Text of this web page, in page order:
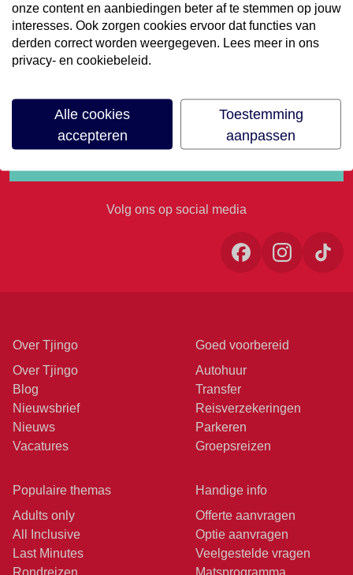
volgende vakantie
Meld je aan voor onze nieuwsbrief
Volg ons op social media
Over Tjingo
Over Tjingo
Blog
Nieuwsbrief
Nieuws
Vacatures
Goed voorbereid
Autohuur
Transfer
Reisverzekeringen
Parkeren
Groepsreizen
Populaire themas
Adults only
All Inclusive
Last Minutes
Rondreizen
Handige info
Offerte aanvragen
Optie aanvragen
Veelgestelde vragen
Matsprogramma
onze content en aanbiedingen beter af te stemmen op jouw
interesses. Ook zorgen cookies ervoor dat functies van
derden correct worden weergegeven. Lees meer in ons
privacy- en cookiebeleid.
Alle cookies
accepteren
Toestemming
aanpassen